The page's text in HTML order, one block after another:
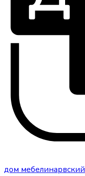
дом мебелинарвский